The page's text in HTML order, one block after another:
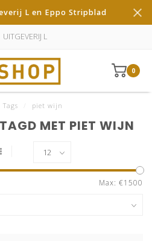
L en Eppo Stripblad
UITGEVERIJ L
0
Tags piet wijn
MET PIET WIJN
Max: €1500